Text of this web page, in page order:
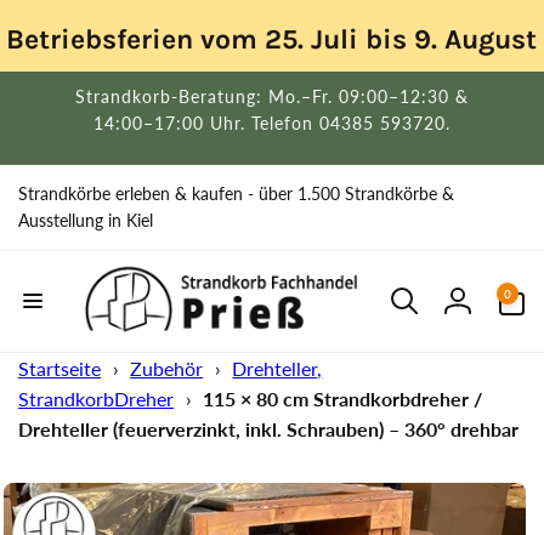
zum
Inhalt
Betriebsferien vom 25. Juli bis 9.
Strandkorb-Beratung: Mo.–Fr. 09:00–12:30 &
14:00–17:00 Uhr. Telefon 04385 593720.
Strandkörbe erleben & kaufen - über 1.500 Strandkörbe &
Ausstellung in Kiel
Einloggen
0
Artikel
Startseite › Zubehör › Drehteller,
StrandkorbDreher › 115 × 80 cm Strandkorbdreher /
Drehteller (feuerverzinkt, inkl. Schrauben) – 360° drehbar